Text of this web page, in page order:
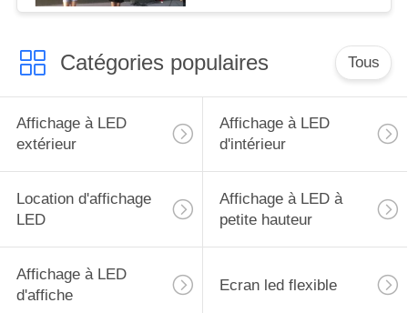
Catégories populaires Tous
Affichage à LED
extérieur
Affichage à LED
d'intérieur
Location d'affichage
LED
Affichage à LED à
petite hauteur
Affichage à LED
d'affiche
Ecran led flexible